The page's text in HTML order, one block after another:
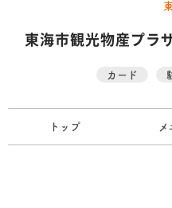
東海市観光物産プラ
カード
トップ